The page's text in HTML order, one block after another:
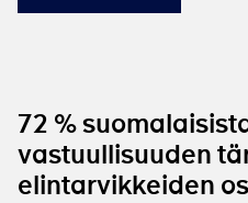
72 %
vastuullisuuden
elintarvikkeiden